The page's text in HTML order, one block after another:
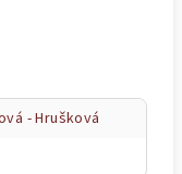
- Hrušková